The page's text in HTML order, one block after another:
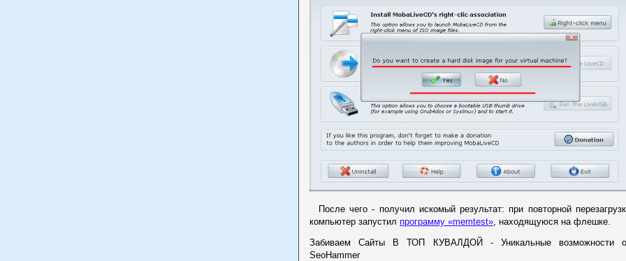
После чего - получил искомый результат: при повторной
компьютер запустил программу «memtest» , находящуюся на флешке.
Забиваем Сайты В ТОП КУВАЛДОЙ - Уникальные возможности
SeoHammer